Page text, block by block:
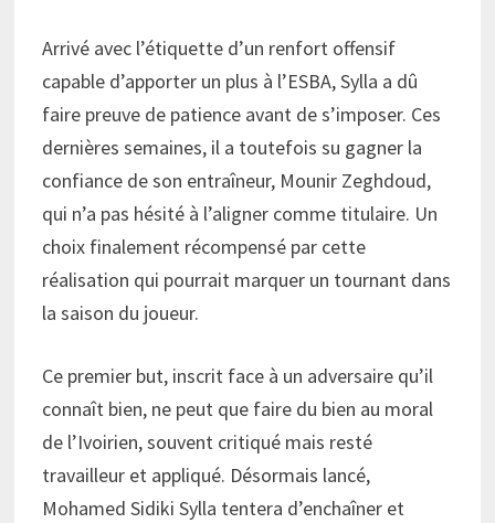
Arrivé avec l’étiquette d’un renfort offensif
capable d’apporter un plus à l’ESBA, Sylla a dû
faire preuve de patience avant de s’imposer. Ces
dernières semaines, il a toutefois su gagner la
confiance de son entraîneur, Mounir Zeghdoud,
qui n’a pas hésité à l’aligner comme titulaire. Un
choix finalement récompensé par cette
réalisation qui pourrait marquer un tournant dans
la saison du joueur.
Ce premier but, inscrit face à un adversaire qu’il
connaît bien, ne peut que faire du bien au moral
de l’Ivoirien, souvent critiqué mais resté
travailleur et appliqué. Désormais lancé,
Mohamed Sidiki Sylla tentera d’enchaîner et